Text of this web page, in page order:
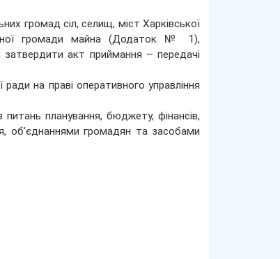
громад сіл, селищ, міст Харківської
громади майна (Додаток № 1),
затвердити акт приймання – передачі
на праві оперативного управління
планування, бюджету, фінансів,
об’єднаннями громадян та засобами